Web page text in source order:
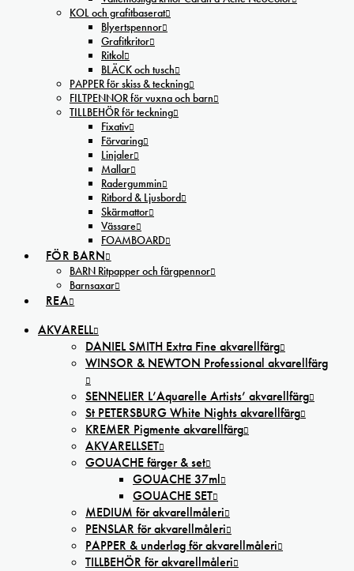
KOL och grafitbaserat
Blyertspennor
Grafitkritor
Ritkol
BLÄCK och tusch
PAPPER för skiss & teckning
FILTPENNOR för vuxna och barn
TILLBEHÖR för teckning
Fixativ
Förvaring
Linjaler
Mallar
Radergummin
Ritbord & Ljusbord
Skärmattor
Vässare
FOAMBOARD
FÖR BARN
BARN Ritpapper och färgpennor
Barnsaxar
REA
AKVARELL
DANIEL SMITH Extra Fine akvarellfärg
WINSOR & NEWTON Professional akvarellfärg
SENNELIER L’Aquarelle Artists’ akvarellfärg
St PETERSBURG White Nights akvarellfärg
KREMER Pigmente akvarellfärg
AKVARELLSET
GOUACHE färger & set
GOUACHE 37ml
GOUACHE SET
MEDIUM för akvarellmåleri
PENSLAR för akvarellmåleri
PAPPER & underlag för akvarellmåleri
TILLBEHÖR för akvarellmåleri